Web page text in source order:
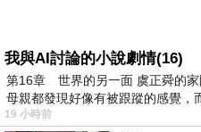
我與AI討論的小說劇情(16)
第16章 世界的另一面 虞正舜的
母親都發現好像有被跟蹤的感覺，
19 小時前